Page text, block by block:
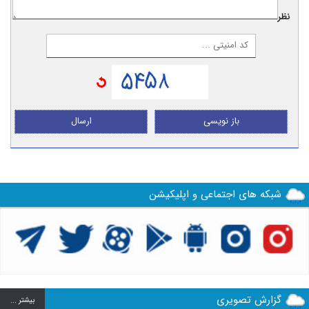
نظر:
ارسال باز نویسی
شبکه های اجتماعی و اپلیکیشن
گزارش تصویری بيشتر ...